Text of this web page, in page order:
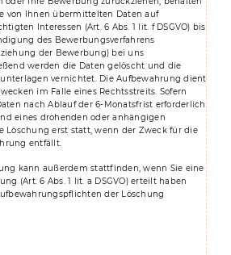
von Ihnen übermittelten Daten auf
Interessen (Art. 6 Abs. 1 lit. f DSGVO) bis
des Bewerbungsverfahrens
der Bewerbung) bei uns
werden die Daten gelöscht und die
vernichtet. Die Aufbewahrung dient
im Falle eines Rechtsstreits. Sofern
nach Ablauf der 6-Monatsfrist erforderlich
eines drohenden oder anhängigen
Löschung erst statt, wenn der Zweck für die
entfällt.
kann außerdem stattfinden, wenn Sie eine
(Art. 6 Abs. 1 lit. a DSGVO) erteilt haben
der Löschung